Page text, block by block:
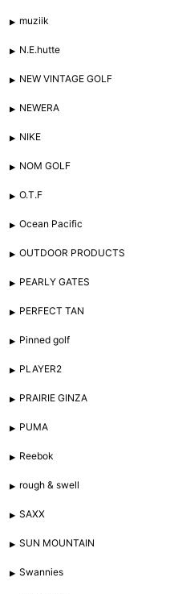
muziik
N.E.hutte
NEW VINTAGE GOLF
NEWERA
NIKE
NOM GOLF
O.T.F
Ocean Pacific
OUTDOOR PRODUCTS
PEARLY GATES
PERFECT TAN
Pinned golf
PLAYER2
PRAIRIE GINZA
PUMA
Reebok
rough & swell
SAXX
SUN MOUNTAIN
Swannies